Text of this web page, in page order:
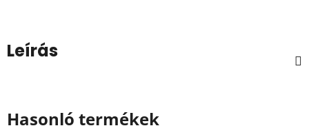
Leírás
Hasonló termékek